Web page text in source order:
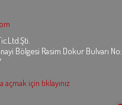
Bölgesi Rasim Dokur Bulvarı No:
için tıklayınız